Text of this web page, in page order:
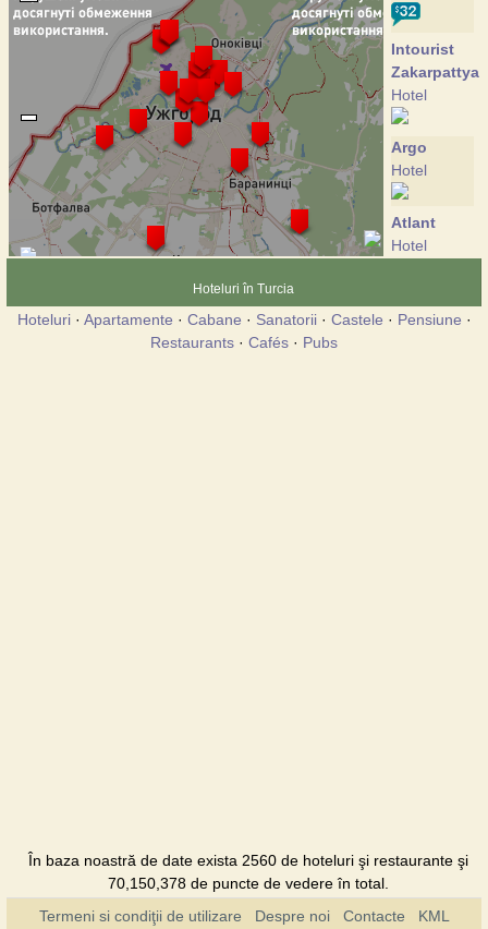
Intourist
Zakarpattya
Hotel
Argo
Hotel
Atlant
Hotel
Hotel
Hotel
Hoteluri în Turcia
Hoteluri· Apartamente · Cabane · Sanatorii· Castele · Pensiune ·
Restaurants · Cafés · Pubs
În baza noastră de date exista 2560 de hoteluri şi restaurante şi
70,150,378 de puncte de vedere în total.
Termeni si condiţii de utilizare
Despre noi Contacte KML